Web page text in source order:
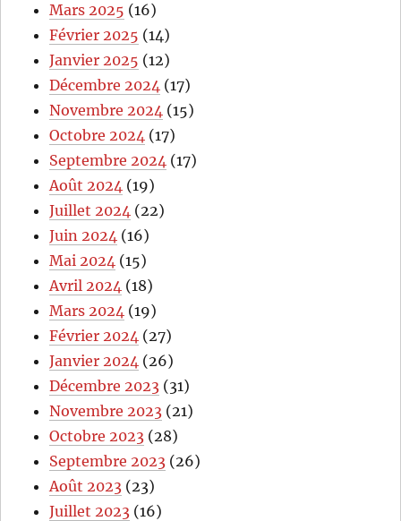
Mars 2025 (16)
Février 2025 (14)
Janvier 2025 (12)
Décembre 2024 (17)
Novembre 2024 (15)
Octobre 2024 (17)
Septembre 2024 (17)
Août 2024 (19)
Juillet 2024 (22)
Juin 2024 (16)
Mai 2024 (15)
Avril 2024 (18)
Mars 2024 (19)
Février 2024 (27)
Janvier 2024 (26)
Décembre 2023 (31)
Novembre 2023 (21)
Octobre 2023 (28)
Septembre 2023 (26)
Août 2023 (23)
Juillet 2023 (16)